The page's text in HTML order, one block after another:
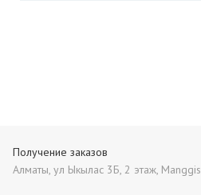
Получение заказов
Алматы, ул Ыкылас 3Б, 2 этаж, Manggis